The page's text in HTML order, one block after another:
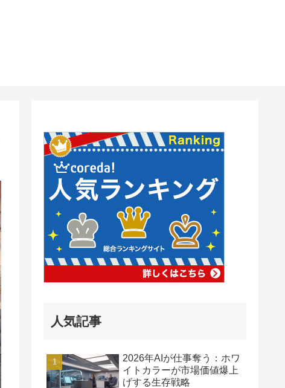
人気記事
2026年AIが仕事奪う：ホワ
イトカラーが市場価値爆上
げする生存戦略